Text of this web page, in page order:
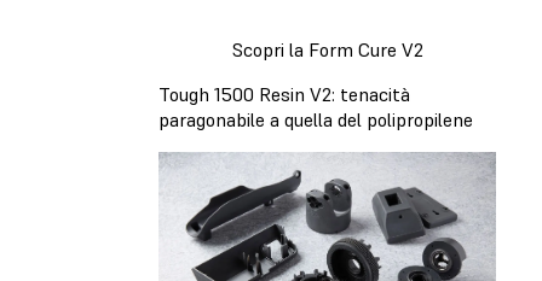
Scopri la Form Cure V2
Tough 1500 Resin V2: tenacità
paragonabile a quella del polipropilene